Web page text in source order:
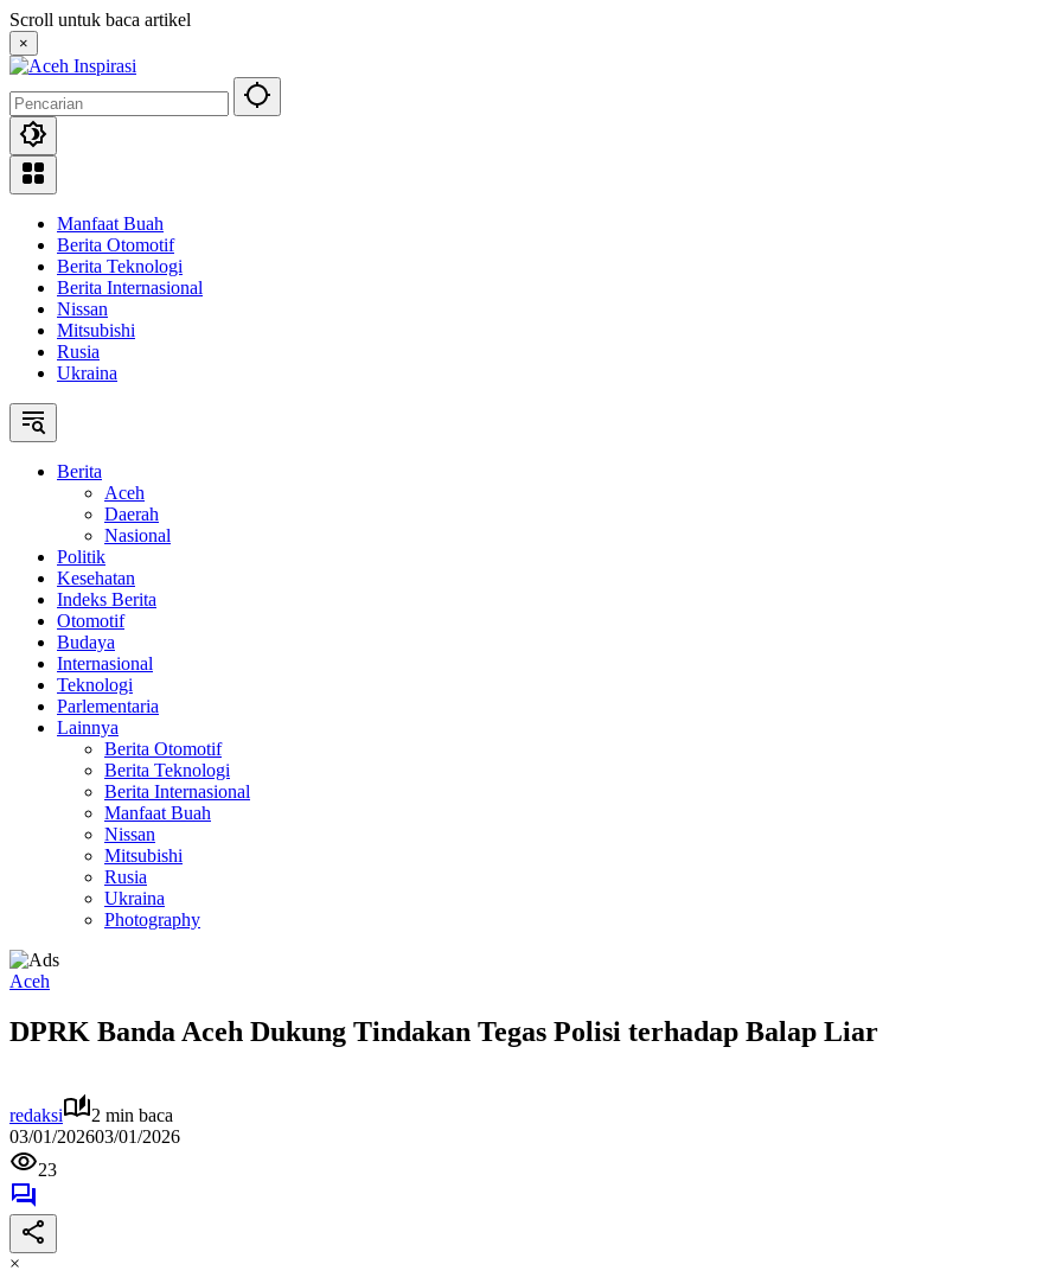
Langsung
ke
konten
Scroll untuk baca artikel
×
Manfaat Buah
Berita Otomotif
Berita Teknologi
Berita Internasional
Nissan
Mitsubishi
Rusia
Ukraina
Berita
Aceh
Daerah
Nasional
Politik
Kesehatan
Indeks Berita
Otomotif
Budaya
Internasional
Teknologi
Parlementaria
Lainnya
Berita Otomotif
Berita Teknologi
Berita Internasional
Manfaat Buah
Nissan
Mitsubishi
Rusia
Ukraina
Photography
Aceh
DPRK Banda Aceh Dukung Tindakan Tegas Polisi terhadap Balap Liar
redaksi
2 min baca
03/01/202603/01/2026
23
×